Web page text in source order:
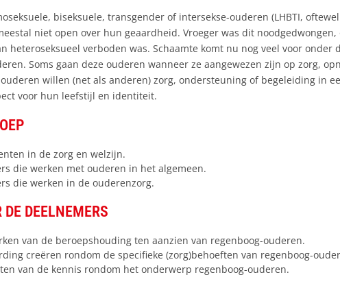
biseksuele, transgender of intersekse-ouderen (LHBTI,
niet open over hun geaardheid. Vroeger was dit noodgedwongen,
heteroseksueel verboden was. Schaamte komt nu nog veel voor onder
Soms gaan deze ouderen wanneer ze aangewezen zijn op zorg,
willen (net als anderen) zorg, ondersteuning of begeleiding in
voor hun leefstijl en identiteit.
in de zorg en welzijn.
die werken met ouderen in het algemeen.
die werken in de ouderenzorg.
DE DEELNEMERS
van de beroepshouding ten aanzien van regenboog-ouderen.
creëren rondom de specifieke (zorg)behoeften van regenboog-
van de kennis rondom het onderwerp regenboog-ouderen.